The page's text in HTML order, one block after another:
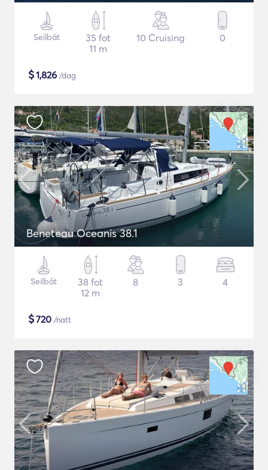
Seilbåt
35 fot
11 m
10 Cruising 0
$1,826 /dag
Beneteau Oceanis 38.1
Seilbåt
38 fot
12 m
8 3 4
$720 /natt